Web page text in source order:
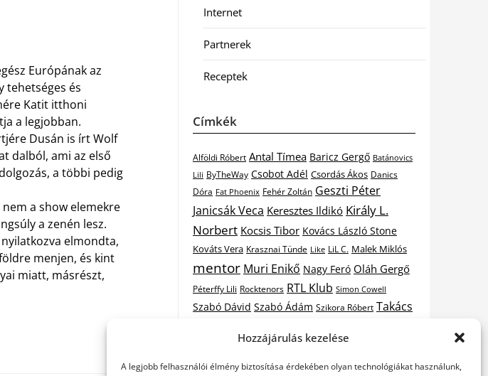
Hozzájárulás kezelése
A legjobb felhasználói élmény biztosítása érdekében olyan technológiákat használunk,
Európának az
tehetséges és
Katit itthoni
a legjobban.
Dusán is írt Wolf
dalból, ami az első
a többi pedig
a show elemekre
a zenén lesz.
elmondta,
menjen, és kint
miatt, másrészt,
Internet
Partnerek
Receptek
Címkék
Alföldi Róbert Antal Tímea Baricz Gergő Batánovics
Lili ByTheWay Csobot Adél Csordás Ákos Danics
Dóra Fat Phoenix Fehér Zoltán Geszti Péter
Janicsák Veca Keresztes Ildikó Király L.
Norbert Kocsis Tibor Kovács László Stone
Kováts Vera Krasznai Tünde Like LiL C. Malek Miklós
mentor Muri Enikő Nagy Feró Oláh Gergő
Péterffy Lili Rocktenors RTL Klub Simon Cowell
Szabó Dávid Szabó Ádám Szikora Róbert Takács